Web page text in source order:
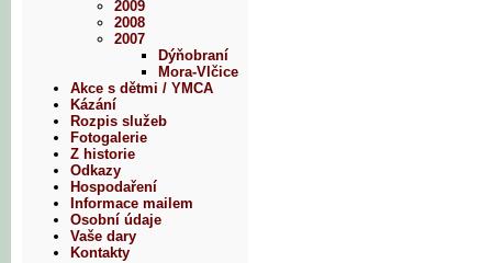
2009
2008
2007
Dýňobraní
Mora-Vlčice
Akce s dětmi / YMCA
Kázání
Rozpis služeb
Fotogalerie
Z historie
Odkazy
Hospodaření
Informace mailem
Osobní údaje
Vaše dary
Kontakty